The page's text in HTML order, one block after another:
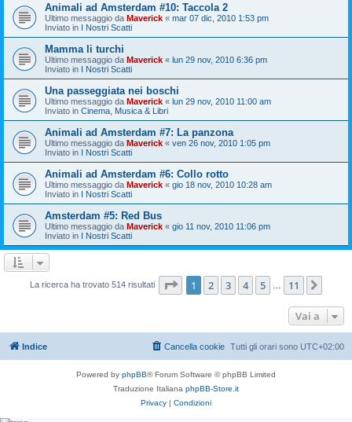
Animali ad Amsterdam #10: Taccola 2
Ultimo messaggio da Maverick « mar 07 dic, 2010 1:53 pm
Inviato in I Nostri Scatti
Mamma li turchi
Ultimo messaggio da Maverick « lun 29 nov, 2010 6:36 pm
Inviato in I Nostri Scatti
Una passeggiata nei boschi
Ultimo messaggio da Maverick « lun 29 nov, 2010 11:00 am
Inviato in Cinema, Musica & Libri
Animali ad Amsterdam #7: La panzona
Ultimo messaggio da Maverick « ven 26 nov, 2010 1:05 pm
Inviato in I Nostri Scatti
Animali ad Amsterdam #6: Collo rotto
Ultimo messaggio da Maverick « gio 18 nov, 2010 10:28 am
Inviato in I Nostri Scatti
Amsterdam #5: Red Bus
Ultimo messaggio da Maverick « gio 11 nov, 2010 11:06 pm
Inviato in I Nostri Scatti
La ricerca ha trovato 514 risultati Pagina di 11
1 2 3 4 5 11
Vai a
Indice Tutti gli orari sono UTC+02:00
Cancella cookie
Powered by phpBB® Forum Software © phpBB Limited
Traduzione Italiana phpBB-Store.it
Privacy | Condizioni